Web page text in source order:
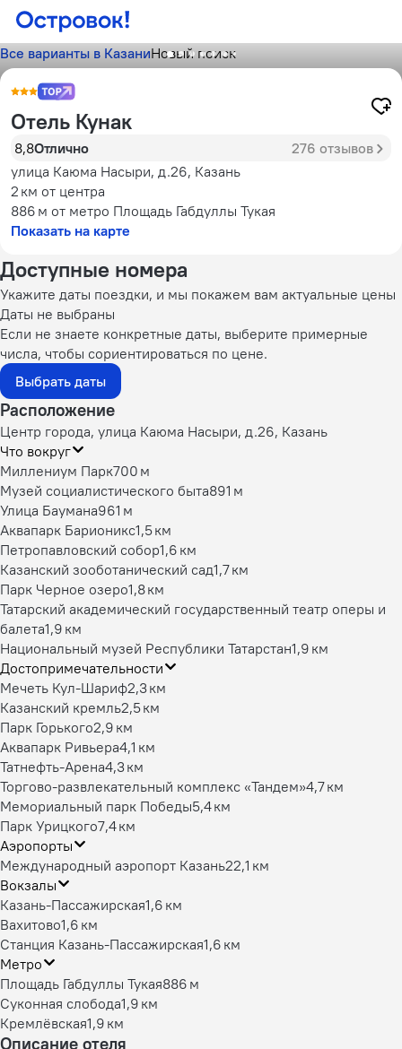
Все варианты в КазаниНовый поиск
Отель Кунак
8,8Отлично
276 отзывов
улица Каюма Насыри, д.26, Казань
2 км от центра
886 м от метро Площадь Габдуллы Тукая
Показать на карте
Доступные номера
Укажите даты поездки, и мы покажем вам актуальные цены
Даты не выбраны
Если не знаете конкретные даты, выберите примерные
числа, чтобы сориентироваться по цене.
Выбрать даты
Расположение
Центр города, улица Каюма Насыри, д.26, Казань
Что вокруг
Миллениум Парк700 м
Музей социалистического быта891 м
Улица Баумана961 м
Аквапарк Барионикс1,5 км
Петропавловский собор1,6 км
Казанский зооботанический сад1,7 км
Парк Черное озеро1,8 км
Татарский академический государственный театр оперы и
балета1,9 км
Национальный музей Республики Татарстан1,9 км
Достопримечательности
Мечеть Кул-Шариф2,3 км
Казанский кремль2,5 км
Парк Горького2,9 км
Аквапарк Ривьера4,1 км
Татнефть-Арена4,3 км
Торгово-развлекательный комплекс «Тандем»4,7 км
Мемориальный парк Победы5,4 км
Парк Урицкого7,4 км
Аэропорты
Международный аэропорт Казань22,1 км
Вокзалы
Казань-Пассажирская1,6 км
Вахитово1,6 км
Станция Казань-Пассажирская1,6 км
Метро
Площадь Габдуллы Тукая886 м
Суконная слобода1,9 км
Кремлёвская1,9 км
Описание отеля